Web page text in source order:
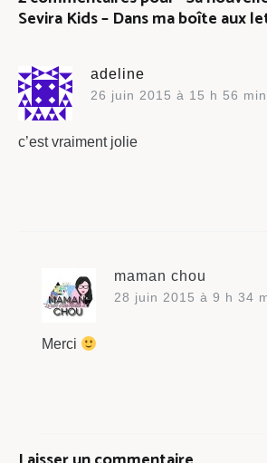
Sevira Kids – Dans ma boîte aux
adeline
26 juin 2015 à 15 h 56 min
c’est vraiment jolie
maman chou
28 juin 2015 à 9 h 34
Merci